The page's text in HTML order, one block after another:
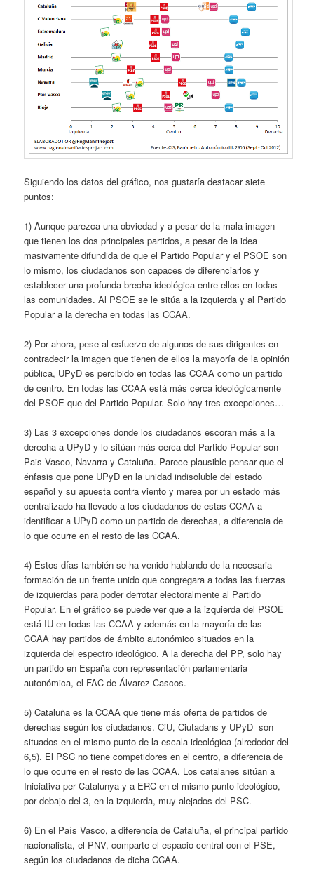
Siguiendo los datos del gráfico, nos gustaría destacar siete
puntos:
1) Aunque parezca una obviedad y a pesar de la mala imagen
que tienen los dos principales partidos, a pesar de la idea
masivamente difundida de que el Partido Popular y el PSOE son
lo mismo, los ciudadanos son capaces de diferenciarlos y
establecer una profunda brecha ideológica entre ellos en todas
las comunidades. Al PSOE se le sitúa a la izquierda y al Partido
Popular a la derecha en todas las CCAA.
2) Por ahora, pese al esfuerzo de algunos de sus dirigentes en
contradecir la imagen que tienen de ellos la mayoría de la opinión
pública, UPyD es percibido en todas las CCAA como un partido
de centro. En todas las CCAA está más cerca ideológicamente
del PSOE que del Partido Popular. Solo hay tres excepciones…
3) Las 3 excepciones donde los ciudadanos escoran más a la
derecha a UPyD y lo sitúan más cerca del Partido Popular son
Pais Vasco, Navarra y Cataluña. Parece plausible pensar que el
énfasis que pone UPyD en la unidad indisoluble del estado
español y su apuesta contra viento y marea por un estado más
centralizado ha llevado a los ciudadanos de estas CCAA a
identificar a UPyD como un partido de derechas, a diferencia de
lo que ocurre en el resto de las CCAA.
4) Estos días también se ha venido hablando de la necesaria
formación de un frente unido que congregara a todas las fuerzas
de izquierdas para poder derrotar electoralmente al Partido
Popular. En el gráfico se puede ver que a la izquierda del PSOE
está IU en todas las CCAA y además en la mayoría de las
CCAA hay partidos de ámbito autonómico situados en la
izquierda del espectro ideológico. A la derecha del PP, solo hay
un partido en España con representación parlamentaria
autonómica, el FAC de Álvarez Cascos.
5) Cataluña es la CCAA que tiene más oferta de partidos de
derechas según los ciudadanos. CiU, Ciutadans y UPyD son
situados en el mismo punto de la escala ideológica (alrededor del
6,5). El PSC no tiene competidores en el centro, a diferencia de
lo que ocurre en el resto de las CCAA. Los catalanes sitúan a
Iniciativa per Catalunya y a ERC en el mismo punto ideológico,
por debajo del 3, en la izquierda, muy alejados del PSC.
6) En el País Vasco, a diferencia de Cataluña, el principal partido
nacionalista, el PNV, comparte el espacio central con el PSE,
según los ciudadanos de dicha CCAA.